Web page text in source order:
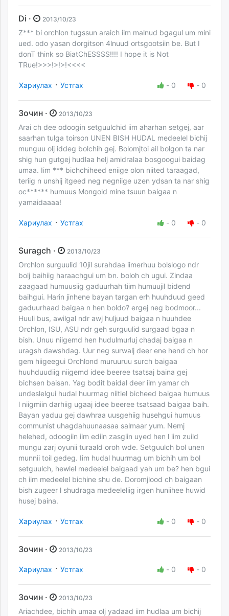
Di · 2013/10/23
Z*** bi orchlon tugssun araich iim malnud bgagul um mini
ued. odo yasan dorgitson 4lnuud ortsgootsiin be. But I
donT think so BiatChESSSS!!!! I hope it is Not
TRue!>>>!>!>!<<<<
Хариулах · Устгах - 0 - 0
Зочин · 2013/10/23
Arai ch dee odoogin setguulchid iim aharhan setgej, aar
saarhan tulga toirson UNEN BISH HUDAL medeelel bichij
munguu olj iddeg bolchih gej. Bolomjtoi ail bolgon ta nar
shig hun gutgej hudlaa helj amidralaa bosgoogui baidag
umaa. Iim *** bichchiheed eniige olon niited taraagad,
teriig n unshij itgeed neg negniige uzen ydsan ta nar shig
oc****** humuus Mongold mine tsuun baigaa n
yamaidaaaa!
Хариулах · Устгах - 0 - 0
Suragch · 2013/10/23
Orchlon surguulid 10jil surahdaa iimerhuu bolslogo ndr
bolj baihiig haraachgui um bn. boloh ch ugui. Zindaa
zaagaad humuusiig gaduurhah tiim humuujil bidend
baihgui. Harin jinhene bayan targan erh huuhduud geed
gaduurhaad baigaa n hen boldo? ergej neg bodmoor...
Huuli bus, awilgal ndr awj huljuud baigaa n huuhdee
Orchlon, ISU, ASU ndr geh surguulid surgaad bgaa n
bish. Unuu niigemd hen hudulmurluj chadaj baigaa n
uragsh dawshdag. Uur neg surwalj deer ene hend ch hor
gem hiigeegui Orchlond muruuruu surch baigaa
huuhduudiig niigemd idee beeree tsatsaj baina gej
bichsen baisan. Yag bodit baidal deer iim yamar ch
undeslelgui hudal huurmag niitlel bicheed baigaa humuus
l niigmiin darhiig ugaaj idee beeree tsatsaad baigaa baih.
Bayan yaduu gej dawhraa uusgehiig husehgui humuus
communist uhagdahuunaasaa salmaar yum. Nemj
helehed, odoogiin iim ediin zasgiin uyed hen l iim zuild
mungu zarj oyunii turaald oroh wde. Setguulch bol unen
munnii toil gedeg. Iim hudal huurmag um bichih um bol
setguulch, hewlel medeelel baigaad yah um be? hen bgui
ch iim medeelel bichine shu de. Doromjlood ch baigaan
bish zugeer l shudraga medeeleliig irgen huniihee huwid
husej baina.
Хариулах · Устгах - 0 - 0
Зочин · 2013/10/23
Хариулах · Устгах - 0 - 0
Зочин · 2013/10/23
Ariachdee, bichih umaa olj yadaad iim hudlaa um bichij